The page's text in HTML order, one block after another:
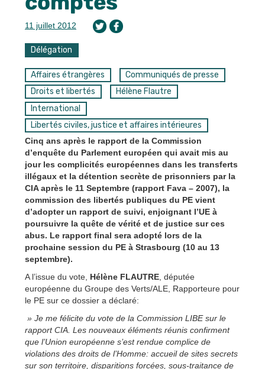
11 juillet 2012
Délégation
Affaires étrangères
Communiqués de presse
Droits et libertés
Hélène Flautre
International
Libertés civiles, justice et affaires intérieures
Cinq ans après le rapport de la Commission
d’enquête du Parlement européen qui avait mis au
jour les complicités européennes dans les transferts
illégaux et la détention secrète de prisonniers par la
CIA après le 11 Septembre (rapport Fava – 2007), la
commission des libertés publiques du PE vient
d’adopter un rapport de suivi, enjoignant l’UE à
poursuivre la quête de vérité et de justice sur ces
abus. Le rapport final sera adopté lors de la
prochaine session du PE à Strasbourg (10 au 13
septembre).
A l’issue du vote, Hélène FLAUTRE , députée
européenne du Groupe des Verts/ALE, Rapporteure pour
le PE sur ce dossier a déclaré:
» Je me félicite du vote de la Commission LIBE sur le
rapport CIA. Les nouveaux éléments réunis confirment
que l’Union européenne s’est rendue complice de
violations des droits de l’Homme: accueil de sites secrets
sur son territoire, disparitions forcées, sous-traitance de